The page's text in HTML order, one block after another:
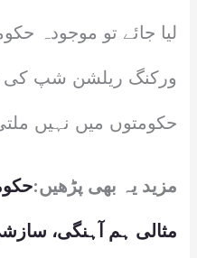
لیا جائے تو موجودہ
ورکنگ ریلشن شپ کی
حکومتوں میں نہیں
مزید یہ بھی پڑھیں:
مثالی ہم آہنگی،